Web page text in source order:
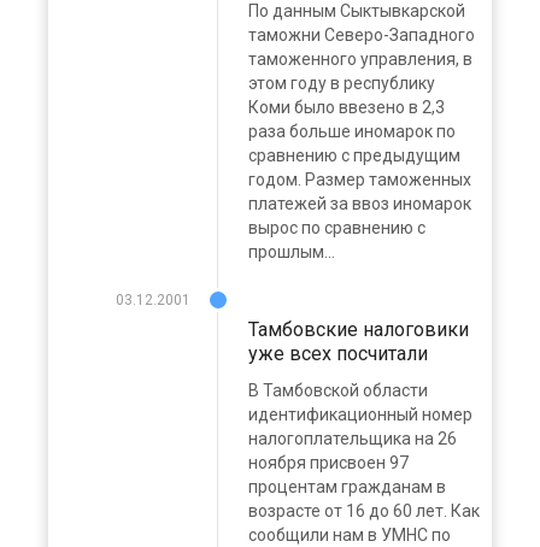
По данным Сыктывкарской
таможни Северо-Западного
таможенного управления, в
этом году в республику
Коми было ввезено в 2,3
раза больше иномарок по
сравнению с предыдущим
годом. Размер таможенных
платежей за ввоз иномарок
вырос по сравнению с
прошлым...
03.12.2001
Тамбовские налоговики
уже всех посчитали
В Тамбовской области
идентификационный номер
налогоплательщика на 26
ноября присвоен 97
процентам гражданам в
возрасте от 16 до 60 лет. Как
сообщили нам в УМНС по